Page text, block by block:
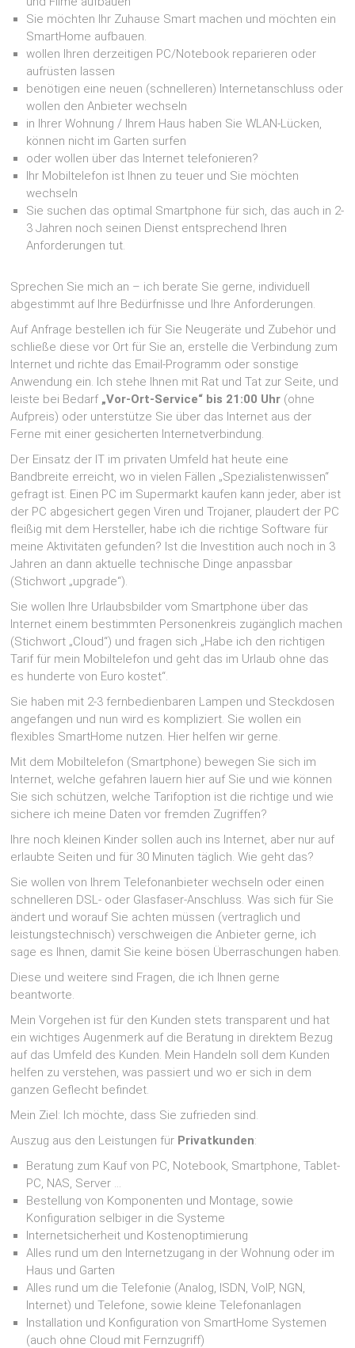
Sie möchten Ihr Zuhause Smart machen und möchten ein
SmartHome aufbauen.
wollen Ihren derzeitigen PC/Notebook reparieren oder
aufrüsten lassen
benötigen eine neuen (schnelleren) Internetanschluss oder
wollen den Anbieter wechseln
in Ihrer Wohnung / Ihrem Haus haben Sie WLAN-Lücken,
können nicht im Garten surfen
oder wollen über das Internet telefonieren?
Ihr Mobiltelefon ist Ihnen zu teuer und Sie möchten
wechseln
Sie suchen das optimal Smartphone für sich, das auch in 2-
3 Jahren noch seinen Dienst entsprechend Ihren
Anforderungen tut.
Sprechen Sie mich an – ich berate Sie gerne, individuell
abgestimmt auf Ihre Bedürfnisse und Ihre Anforderungen.
Auf Anfrage bestellen ich für Sie Neugeräte und Zubehör und
schließe diese vor Ort für Sie an, erstelle die Verbindung zum
Internet und richte das Email-Programm oder sonstige
Anwendung ein. Ich stehe Ihnen mit Rat und Tat zur Seite, und
leiste bei Bedarf „Vor-Ort-Service“ bis 21:00 Uhr (ohne
Aufpreis) oder unterstütze Sie über das Internet aus der
Ferne mit einer gesicherten Internetverbindung.
Der Einsatz der IT im privaten Umfeld hat heute eine
Bandbreite erreicht, wo in vielen Fällen „Spezialistenwissen“
gefragt ist. Einen PC im Supermarkt kaufen kann jeder, aber ist
der PC abgesichert gegen Viren und Trojaner, plaudert der PC
fleißig mit dem Hersteller, habe ich die richtige Software für
meine Aktivitäten gefunden? Ist die Investition auch noch in 3
Jahren an dann aktuelle technische Dinge anpassbar
(Stichwort „upgrade“).
Sie wollen Ihre Urlaubsbilder vom Smartphone über das
Internet einem bestimmten Personenkreis zugänglich machen
(Stichwort „Cloud“) und fragen sich „Habe ich den richtigen
Tarif für mein Mobiltelefon und geht das im Urlaub ohne das
es hunderte von Euro kostet“.
Sie haben mit 2-3 fernbedienbaren Lampen und Steckdosen
angefangen und nun wird es kompliziert. Sie wollen ein
flexibles SmartHome nutzen. Hier helfen wir gerne.
Mit dem Mobiltelefon (Smartphone) bewegen Sie sich im
Internet, welche gefahren lauern hier auf Sie und wie können
Sie sich schützen, welche Tarifoption ist die richtige und wie
sichere ich meine Daten vor fremden Zugriffen?
Ihre noch kleinen Kinder sollen auch ins Internet, aber nur auf
erlaubte Seiten und für 30 Minuten täglich. Wie geht das?
Sie wollen von Ihrem Telefonanbieter wechseln oder einen
schnelleren DSL- oder Glasfaser-Anschluss. Was sich für Sie
ändert und worauf Sie achten müssen (vertraglich und
leistungstechnisch) verschweigen die Anbieter gerne, ich
sage es Ihnen, damit Sie keine bösen Überraschungen haben.
Diese und weitere sind Fragen, die ich Ihnen gerne
beantworte.
Mein Vorgehen ist für den Kunden stets transparent und hat
ein wichtiges Augenmerk auf die Beratung in direktem Bezug
auf das Umfeld des Kunden. Mein Handeln soll dem Kunden
helfen zu verstehen, was passiert und wo er sich in dem
ganzen Geflecht befindet.
Mein Ziel: Ich möchte, dass Sie zufrieden sind.
Auszug aus den Leistungen für Privatkunden:
Beratung zum Kauf von PC, Notebook, Smartphone, Tablet-
PC, NAS, Server …
Bestellung von Komponenten und Montage, sowie
Konfiguration selbiger in die Systeme
Internetsicherheit und Kostenoptimierung
Alles rund um den Internetzugang in der Wohnung oder im
Haus und Garten
Alles rund um die Telefonie (Analog, ISDN, VoIP, NGN,
Internet) und Telefone, sowie kleine Telefonanlagen
Installation und Konfiguration von SmartHome Systemen
(auch ohne Cloud mit Fernzugriff)